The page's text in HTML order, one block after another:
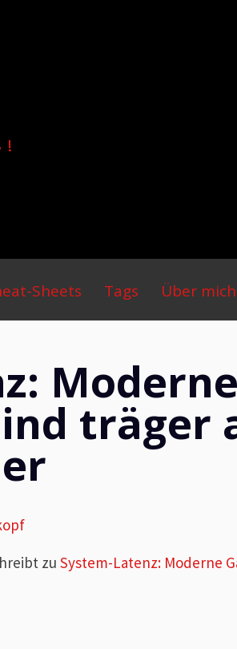
!
Sheets Tags Über
Moderne
träger
zuSystem-Latenz: Moderne